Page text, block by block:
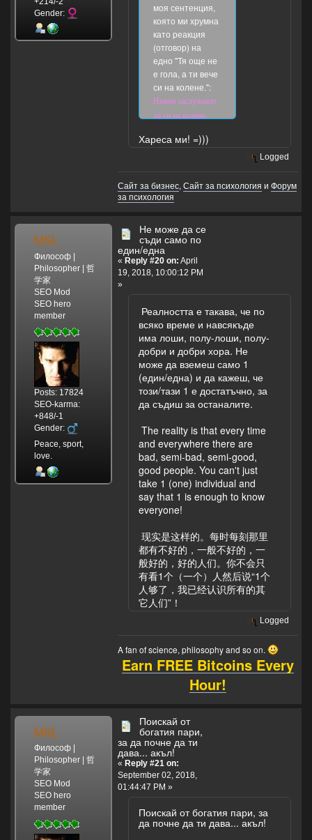
Gender:
моя сентенция,
която ми хрумна
като реакция
(отговор) на
едно "Тя още не
е гола, а ти вече
си на колене.":
Някои заслужават
да си на колене,
облечени, а на
да им помогне
някой да им обърне
камо ли да им пада
на колене).
Хареса ми! =)))
Logged
Сайт за бизнес,Сайт за психология и Форум
за психология
MSL
Философ |
Philosopher | 哲
学家
SEO Mod
SEO hero
member
Posts: 17824
SEO-karma:
+848/-1
Gender:
Peace, sport,
love.
Не може да се
съди само по
един/една
« Reply #20 on: April
19, 2018, 10:00:12 PM
»
Реалността е такава, че по
всяко време и навсякъде
има лоши, полу-лоши, полу-
добри и добри хора. Не
може да вземеш само 1
(един/една) и да кажеш, че
този/тази 1 е достатъчно, за
да съдиш за останалите.
The reality is that every time
and everywhere there are
bad, semi-bad, semi-good,
good people. You can't just
take 1 (one) individual and
say that 1 is enough to know
everyone!
现实是这样的。每时每刻那里
都有不好的，一般不好的，一
般好的，好的人们。你不会只
有看1个（一个）人然后说“1个
人够了，我已经认识所有的其
它人们”！
Logged
A fan of science, philosophy and so on.
Earn FREE Bitcoins Every
Hour!
MSL
Философ |
Philosopher | 哲
学家
SEO Mod
SEO hero
member
Поискай от
богатия пари,
за да почне да ти
дава... акъл!
« Reply #21 on:
September 02, 2018,
01:44:47 PM »
Поискай от богатия пари, за
да почне да ти дава... акъл!